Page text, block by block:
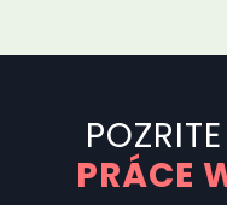
POZRITE
PRÁCE